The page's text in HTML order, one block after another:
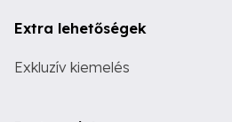
Extra lehetőségek
Exkluzív kiemelés